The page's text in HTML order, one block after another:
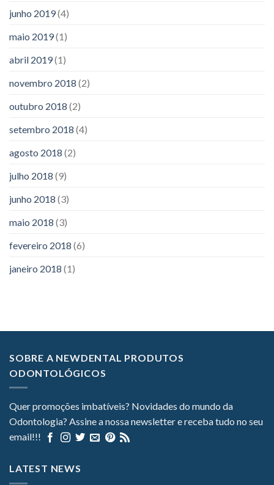
junho 2019(4)
maio 2019(1)
abril 2019(1)
novembro 2018 (2)
outubro 2018 (2)
setembro 2018 (4)
agosto 2018 (2)
julho 2018 (9)
junho 2018 (3)
maio 2018 (3)
fevereiro 2018 (6)
janeiro 2018 (1)
SOBRE A NEWDENTAL PRODUTOS
ODONTOLÓGICOS
Quer promoções imbatíveis? Novidades do mundo da
Odontologia? Assine a nossa newsletter e receba tudo no seu
email!!!
LATEST NEWS